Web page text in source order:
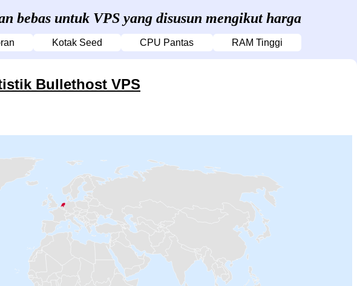
bebas untuk VPS yang disusun mengikut harga
Kotak Seed CPU Pantas RAM Tinggi
Bullethost VPS